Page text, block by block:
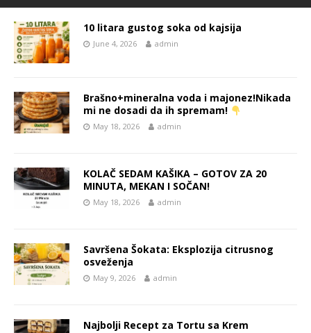
10 litara gustog soka od kajsija
June 4, 2026 admin
Brašno+mineralna voda i majonez!Nikada
mi ne dosadi da ih spremam!
May 18, 2026 admin
KOLAČ SEDAM KAŠIKA – GOTOV ZA 20
MINUTA, MEKAN I SOČAN!
May 18, 2026 admin
Savršena Šokata: Eksplozija citrusnog
osveženja
May 9, 2026 admin
Najbolji Recept za Tortu sa Krem